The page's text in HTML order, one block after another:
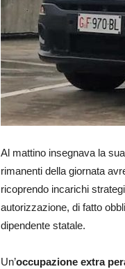
Al mattino insegnava la
rimanenti della giornata
ricoprendo incarichi
autorizzazione, di fatto
dipendente statale.
Un’occupazione extra